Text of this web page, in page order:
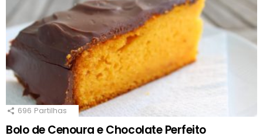
696 Partilhas
Bolo de Cenoura e Chocolate Perfeito